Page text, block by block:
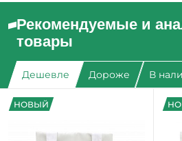
Рекомендуемые и
товары
Дешевле Дороже В
НОВЫЙ